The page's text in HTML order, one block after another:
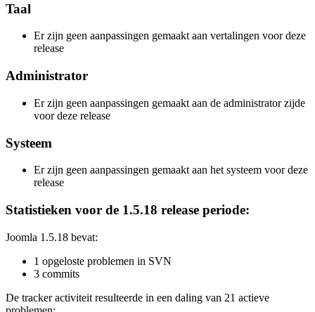
Taal
Er zijn geen aanpassingen gemaakt aan vertalingen voor deze
release
Administrator
Er zijn geen aanpassingen gemaakt aan de administrator zijde
voor deze release
Systeem
Er zijn geen aanpassingen gemaakt aan het systeem voor deze
release
Statistieken voor de 1.5.18 release periode:
Joomla 1.5.18 bevat:
1 opgeloste problemen in SVN
3 commits
De tracker activiteit resulteerde in een daling van 21 actieve